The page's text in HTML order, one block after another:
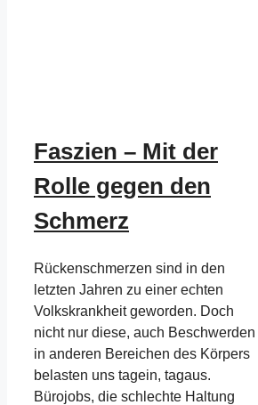
Faszien – Mit der
Rolle gegen den
Schmerz
Rückenschmerzen sind in den
letzten Jahren zu einer echten
Volkskrankheit geworden. Doch
nicht nur diese, auch Beschwerden
in anderen Bereichen des Körpers
belasten uns tagein, tagaus.
Bürojobs, die schlechte Haltung